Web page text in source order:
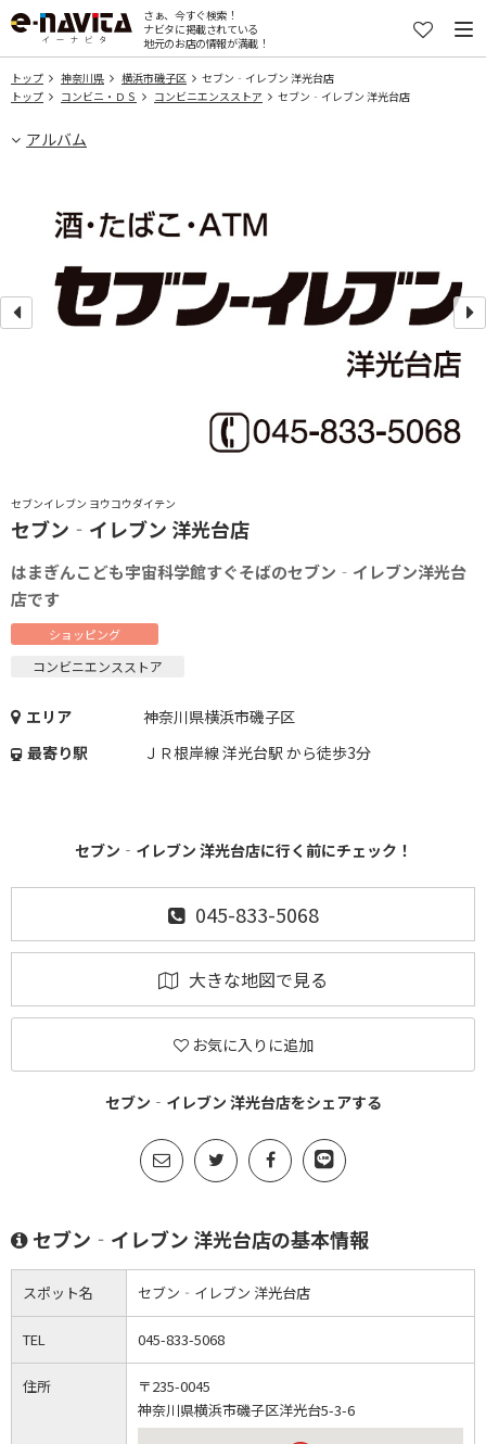
さぁ、今すぐ検索！
ナビタに掲載されている
地元のお店の情報が満載！
トップ 神奈川県 横浜市磯子区
セブン‐イレブン 洋光台店
トップ
コンビニ・ＤＳ コンビニエンスストア セブン‐イレブン 洋光台店
アルバム
セブンイレブン ヨウコウダイテン
セブン‐イレブン 洋光台店
はまぎんこども宇宙科学館すぐそばのセブン‐イレブン洋光台
店です
ショッピング
コンビニエンスストア
エリア
神奈川県横浜市磯子区
最寄り駅
ＪＲ根岸線 洋光台駅 から徒歩3分
セブン‐イレブン 洋光台店に行く前にチェック！
045-833-5068
大きな地図で見る
お気に入りに追加
セブン‐イレブン 洋光台店をシェアする
セブン‐イレブン 洋光台店の基本情報
スポット名 セブン‐イレブン 洋光台店
TEL 045-833-5068
住所
〒235-0045
神奈川県横浜市磯子区洋光台5-3-6